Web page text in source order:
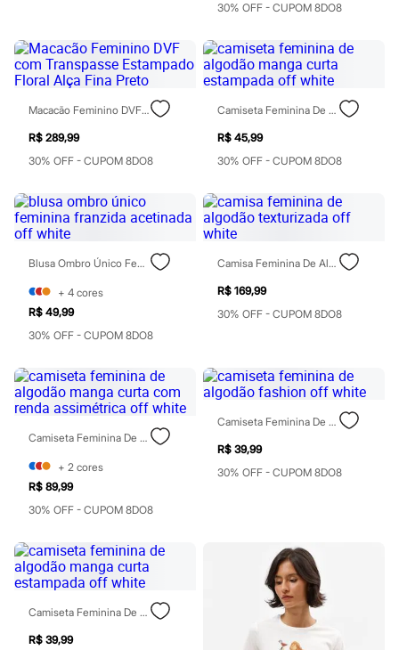
Stitch
Beleza
Kits
Perfumes árabes
Novidades
Condicionador
Escovas e Pentes
Shampoo
Tratamento
Cuidados com o corpo
Hidratante
Protetor solar
Tratamento
Cuidados com o rosto
Esfoliante
Hidratante
Protetor solar
Maquiagens
Base
Batom
Blush
Corretivo
Gloss
Pó facial
Sombras
Al Wataniah
Banderas
Boca Rosa
Bruna Tavares
Carolina Herrera
Ciclo
Fran by Franciny Ehlke
Jean Paul Gaultier
Lancôme
30% OFF - CUPOM 8DO8
Macacão Feminino DVF Com Transpasse Estampado Floral Alça Fina Preto
R$ 289,99
30% OFF - CUPOM 8DO8
Camiseta Feminina De Algodão Manga Curta Estampada Off White
R$ 45,99
30% OFF - CUPOM 8DO8
Blusa Ombro Único Feminina Franzida Acetinada Off White
+ 4 cores
R$ 49,99
30% OFF - CUPOM 8DO8
Camisa Feminina De Algodão Texturizada Off White
R$ 169,99
30% OFF - CUPOM 8DO8
Camiseta Feminina De Algodão Manga Curta Com Renda Assimétrica Off White
+ 2 cores
R$ 89,99
30% OFF - CUPOM 8DO8
Camiseta Feminina De Algodão Fashion Off White
R$ 39,99
30% OFF - CUPOM 8DO8
Camiseta Feminina De Algodão Manga Curta Estampada Off White
R$ 39,99